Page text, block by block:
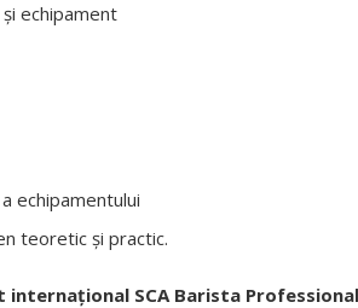
echipament
echipamentului
teoretic și practic.
SCA Barista